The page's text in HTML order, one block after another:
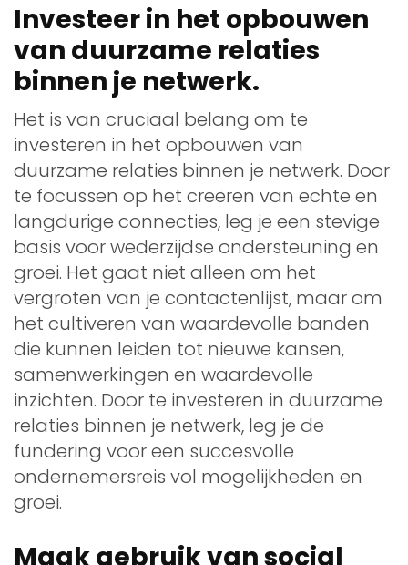
Investeer in het opbouwen
van duurzame relaties
binnen je netwerk.
Het is van cruciaal belang om te
investeren in het opbouwen van
duurzame relaties binnen je netwerk. Door
te focussen op het creëren van echte en
langdurige connecties, leg je een stevige
basis voor wederzijdse ondersteuning en
groei. Het gaat niet alleen om het
vergroten van je contactenlijst, maar om
het cultiveren van waardevolle banden
die kunnen leiden tot nieuwe kansen,
samenwerkingen en waardevolle
inzichten. Door te investeren in duurzame
relaties binnen je netwerk, leg je de
fundering voor een succesvolle
ondernemersreis vol mogelijkheden en
groei.
Maak gebruik van social